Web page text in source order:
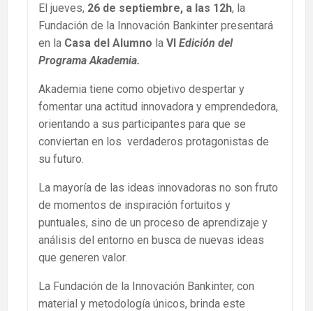
El jueves, 26 de septiembre, a las 12h, la
Fundación de la Innovación Bankinter presentará
en la Casa del Alumno la VI Edición del
Programa Akademia.
Akademia tiene como objetivo despertar y
fomentar una actitud innovadora y emprendedora,
orientando a sus participantes para que se
conviertan en los verdaderos protagonistas de
su futuro.
La mayoría de las ideas innovadoras no son fruto
de momentos de inspiración fortuitos y
puntuales, sino de un proceso de aprendizaje y
análisis del entorno en busca de nuevas ideas
que generen valor.
La Fundación de la Innovación Bankinter, con
material y metodología únicos, brinda este